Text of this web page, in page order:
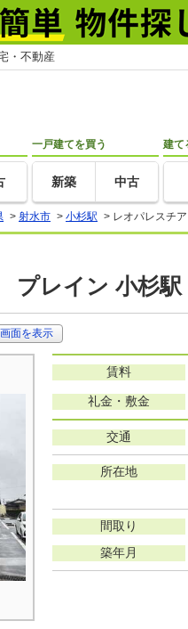
・不動産
一戸建てを買う
新築 中古
建て
> 射水市 > 小杉駅 > レオパレスチ
レイン 小杉駅
面を表示
賃料
礼金・敷金
交通
所在地
間取り
築年月